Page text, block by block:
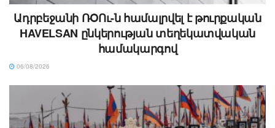
Ադրբեջանի ՌՕՈւ-ն համալրվել է թուրքական
HAVELSAN ընկերության տեղեկատվական
համակարգով
06/08/2026